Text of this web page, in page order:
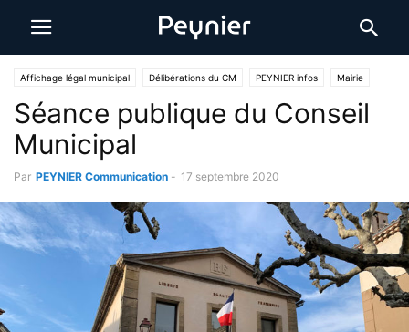
Affichage légal municipal Délibérations du CM PEYNIER infos Mairie
Séance publique du Conseil
Municipal
Par PEYNIER Communication - 17 septembre 2020